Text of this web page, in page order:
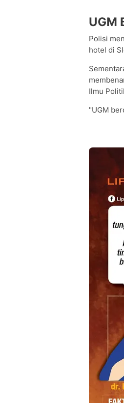
UGM
Polisi
hotel di
Ilmu
"UGM